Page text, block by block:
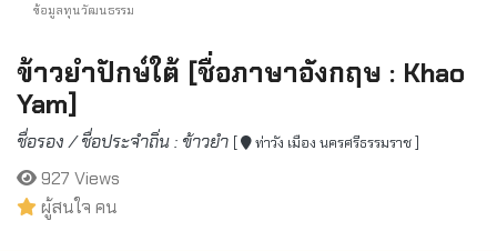
ข้อมูลทุนวัฒนธรรม
ข้าวยำปักษ์ใต้ [ชื่อภาษาอังกฤษ : Khao
Yam]
ชื่อรอง / ชื่อประจำถิ่น : ข้าวยำ [ ท่าวัง เมือง นครศรีธรรมราช ]
927 Views
ผู้สนใจ คน